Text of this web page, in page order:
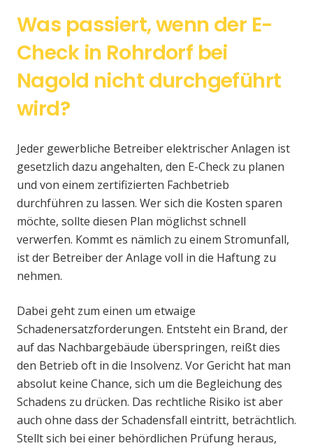
Was passiert, wenn der E-
Check in Rohrdorf bei
Nagold nicht durchgeführt
wird?
Jeder gewerbliche Betreiber elektrischer Anlagen ist
gesetzlich dazu angehalten, den E-Check zu planen
und von einem zertifizierten Fachbetrieb
durchführen zu lassen. Wer sich die Kosten sparen
möchte, sollte diesen Plan möglichst schnell
verwerfen. Kommt es nämlich zu einem Stromunfall,
ist der Betreiber der Anlage voll in die Haftung zu
nehmen.
Dabei geht zum einen um etwaige
Schadenersatzforderungen. Entsteht ein Brand, der
auf das Nachbargebäude überspringen, reißt dies
den Betrieb oft in die Insolvenz. Vor Gericht hat man
absolut keine Chance, sich um die Begleichung des
Schadens zu drücken. Das rechtliche Risiko ist aber
auch ohne dass der Schadensfall eintritt, beträchtlich.
Stellt sich bei einer behördlichen Prüfung heraus,